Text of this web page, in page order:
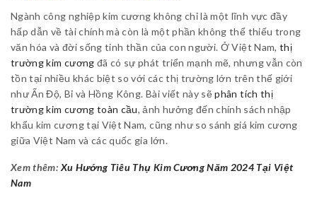
Ngành công nghiệp kim cương không chỉ là một lĩnh vực đầy
hấp dẫn về tài chính mà còn là một phần không thể thiếu trong
văn hóa và đời sống tinh thần của con người. Ở Việt Nam, thị
trường kim cương đã có sự phát triển mạnh mẽ, nhưng vẫn còn
tồn tại nhiều khác biệt so với các thị trường lớn trên thế giới
như Ấn Độ, Bỉ và Hồng Kông. Bài viết này sẽphân tích thị
trường kim cương toàn cầu, ảnh hưởng đến chính sách nhập
khẩu kim cương tại Việt Nam, cũng như so sánh giá kim cương
giữa Việt Nam và các quốc gia lớn.
Xem thêm: Xu Hướng Tiêu Thụ Kim Cương Năm 2024 Tại Việt
Nam